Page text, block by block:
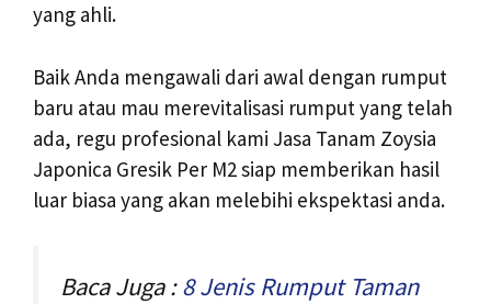
yang ahli.
Baik Anda mengawali dari awal dengan rumput
baru atau mau merevitalisasi rumput yang telah
ada, regu profesional kami Jasa Tanam Zoysia
Japonica Gresik Per M2 siap memberikan hasil
luar biasa yang akan melebihi ekspektasi anda.
Baca Juga :8 Jenis Rumput Taman